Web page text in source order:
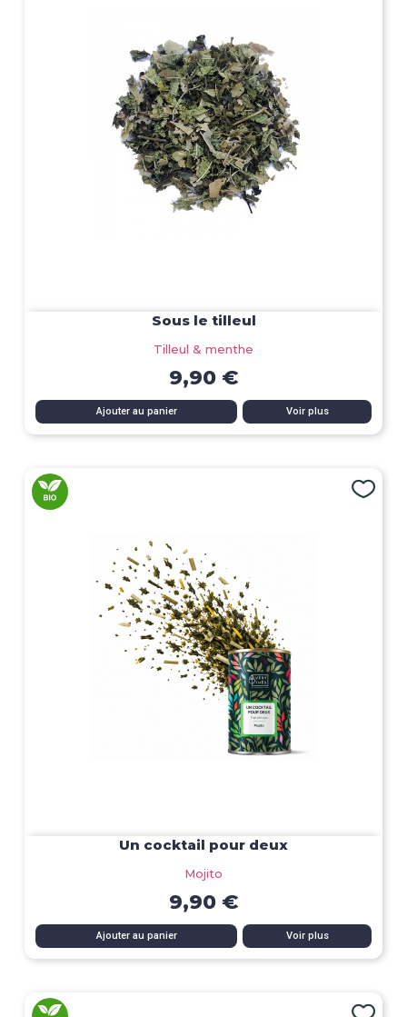
Sous le tilleul
Tilleul & menthe
9,90 €
Ajouter au panier Voir plus
Un cocktail pour deux
Mojito
9,90 €
Ajouter au panier Voir plus